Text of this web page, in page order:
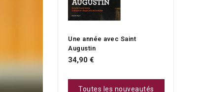
Une année avec Saint
Augustin
34,90 €
Toutes les nouveautés